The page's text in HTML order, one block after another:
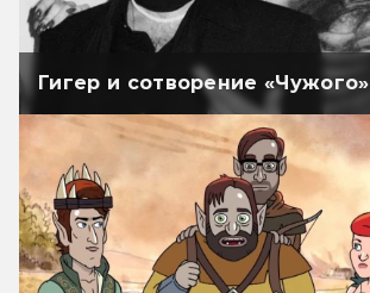
Гигер и сотворение «Чужого»